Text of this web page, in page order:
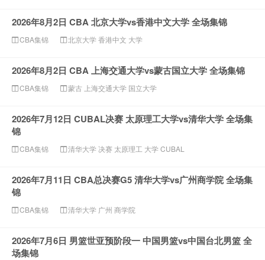
2026年8月2日 CBA 北京大学vs香港中文大学 全场集锦
CBA集锦 北京大学香港中文 大学
2026年8月2日 CBA 上海交通大学vs蒙古国立大学 全场集锦
CBA集锦 蒙古 上海交通大学 国立大学
2026年7月12日 CUBAL决赛 太原理工大学vs清华大学 全场集
锦
CBA集锦 清华大学 决赛 太原理工 大学CUBAL
2026年7月11日 CBA总决赛G5 清华大学vs广州商学院 全场集
锦
CBA集锦 清华大学 广州 商学院
2026年7月6日 男篮世亚预阶段一 中国男篮vs中国台北男篮 全
场集锦